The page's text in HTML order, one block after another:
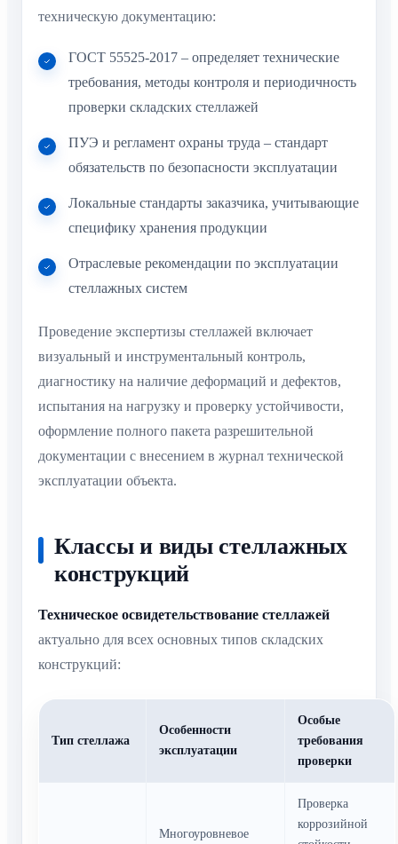
техническую документацию:
ГОСТ 55525-2017 – определяет технические
требования, методы контроля и периодичность
проверки складских стеллажей
ПУЭ и регламент охраны труда – стандарт
обязательств по безопасности эксплуатации
Локальные стандарты заказчика, учитывающие
специфику хранения продукции
Отраслевые рекомендации по эксплуатации
стеллажных систем
Проведение экспертизы стеллажей включает
визуальный и инструментальный контроль,
диагностику на наличие деформаций и дефектов,
испытания на нагрузку и проверку устойчивости,
оформление полного пакета разрешительной
документации с внесением в журнал технической
эксплуатации объекта.
Классы и виды стеллажных
конструкций
Техническое освидетельствование стеллажей
актуально для всех основных типов складских
конструкций:
Тип стеллажа
Особенности
эксплуатации
Особые
требования
проверки
Многоуровневое
Проверка
коррозийной